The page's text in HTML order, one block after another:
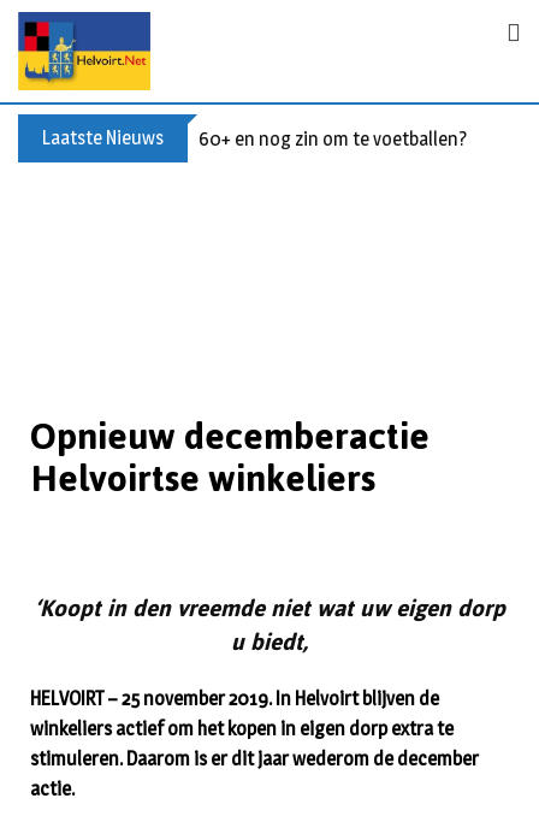
Laatste Nieuws 60+ en nog zin om te voetballen? Kom
Opnieuw decemberactie
Helvoirtse winkeliers
‘Koopt in den vreemde niet wat uw eigen dorp
u biedt,
HELVOIRT – 25 november 2019. In Helvoirt blijven de
winkeliers actief om het kopen in eigen dorp extra te
stimuleren. Daarom is er dit jaar wederom de december
actie.